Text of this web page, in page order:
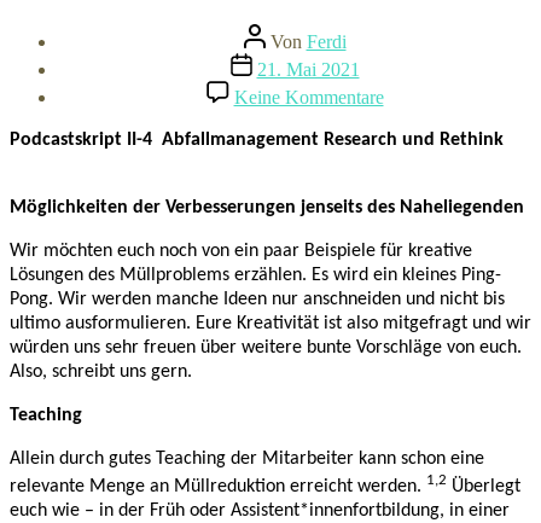
Beitragsautor
Von Ferdi
Beitragsdatum
21. Mai 2021
Keine Kommentarezu
Abfallmanagement
Rethink
Skript
Podcast
–
Folge
5
Podcastskript II-4 Abfallmanagement Research und Rethink
Möglichkeiten der Verbesserungen jenseits des Naheliegenden
Wir möchten euch noch von ein paar Beispiele für kreative
Lösungen des Müllproblems erzählen. Es wird ein kleines Ping-
Pong. Wir werden manche Ideen nur anschneiden und nicht bis
ultimo ausformulieren. Eure Kreativität ist also mitgefragt und wir
würden uns sehr freuen über weitere bunte Vorschläge von euch.
Also, schreibt uns gern.
Teaching
Allein durch gutes Teaching der Mitarbeiter kann schon eine
relevante Menge an Müllreduktion erreicht werden. 1,2 Überlegt
euch wie – in der Früh oder Assistent*innenfortbildung, in einer